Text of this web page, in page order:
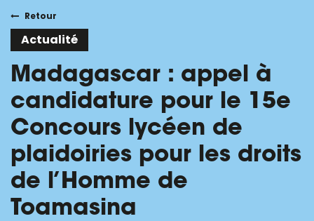
Retour
Actualité
Madagascar : appel à
candidature pour le 15e
Concours lycéen de
plaidoiries pour les droits
de l’Homme de
Toamasina